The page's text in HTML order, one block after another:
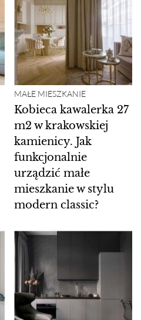
MAŁE MIESZKANIE
Kobieca kawalerka 27
m2 w krakowskiej
kamienicy. Jak
funkcjonalnie
urządzić małe
mieszkanie w stylu
modern classic?